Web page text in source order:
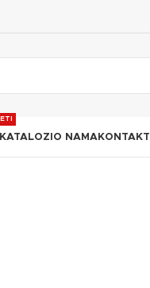
KATALOZI O NAMA KONTAKT